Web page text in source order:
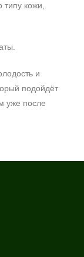
кожи,
и
подойдёт
уже после